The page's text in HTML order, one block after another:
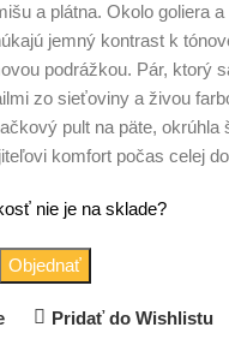
a plátna. Okolo goliera
jemný kontrast k
podrážkou. Pár, ktorý
zo sieťoviny a živou
pult na päte, okrúhla
komfort počas celej
nie je na sklade?
Objednať
Pridať do Wishlistu